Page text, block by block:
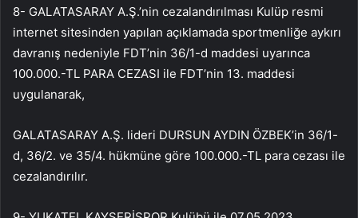
8- GALATASARAY A.Ş.’nin cezalandırılması Kulüp resmi
internet sitesinden yapılan açıklamada sportmenliğe aykırı
davranış nedeniyle FDT’nin 36/1-d maddesi uyarınca
100.000.-TL PARA CEZASI ile FDT’nin 13. maddesi
uygulanarak,
GALATASARAY A.Ş. lideri DURSUN AYDIN ​​​​ÖZBEK’in 36/1-
d, 36/2. ve 35/4. hükmüne göre 100.000.-TL para cezası ile
cezalandırılır.